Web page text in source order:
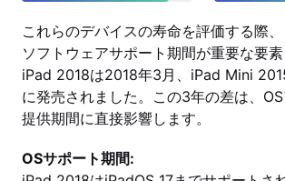
これらのデバイスの寿命を評価する際
ソフトウェアサポート期間が重要な要素
iPad 2018は2018年3月、iPad Mini
に発売されました。この3年の差は、
提供期間に直接影響します。
OSサポート期間: